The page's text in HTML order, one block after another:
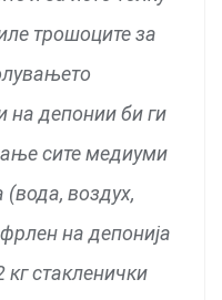
трошоците за
на депонии би ги
сите медиуми
воздух,
на депонија
кг стакленички